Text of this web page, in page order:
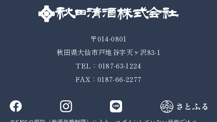
〒014-0801
秋田県大仙市戸地谷字天ヶ沢83-1
TEL：0187-63-1224
FAX：0187-66-2277